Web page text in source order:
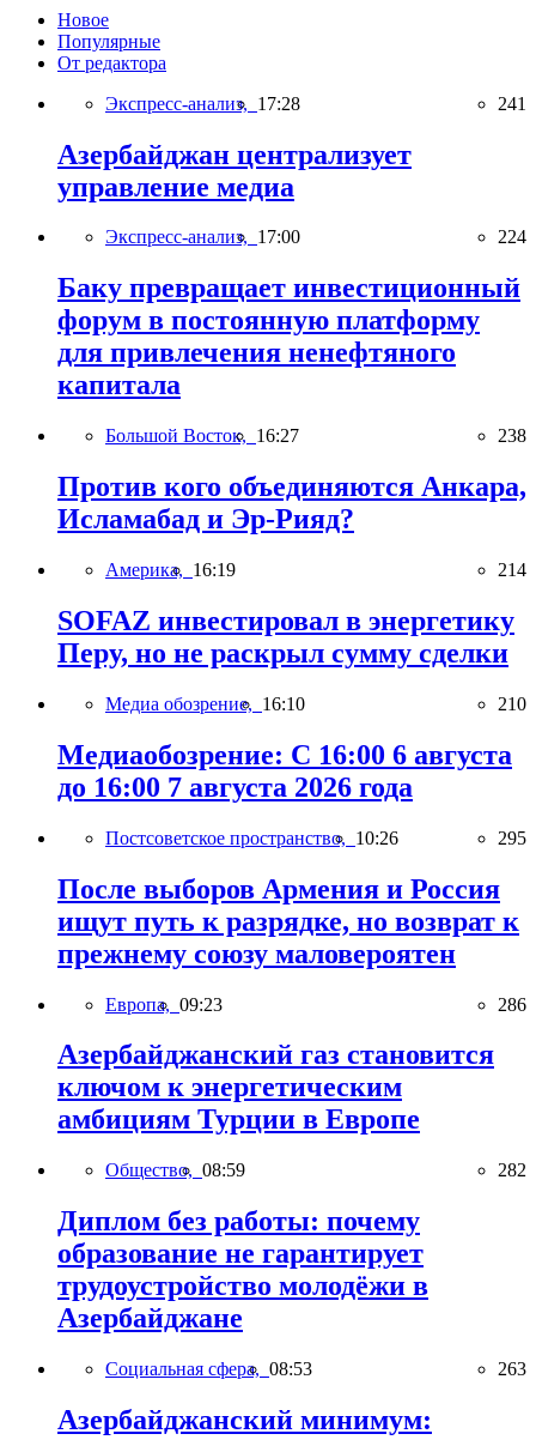
Новое
Популярные
От редактора
Экспресс-анализ, 17:28 241
Азербайджан централизует
управление медиа
Экспресс-анализ, 17:00 224
Баку превращает инвестиционный
форум в постоянную платформу
для привлечения ненефтяного
капитала
Большой Восток, 16:27 238
Против кого объединяются Анкара,
Исламабад и Эр-Рияд?
Америка, 16:19 214
SOFAZ инвестировал в энергетику
Перу, но не раскрыл сумму сделки
Медиа обозрение, 16:10 210
Медиаобозрение: С 16:00 6 августа
до 16:00 7 августа 2026 года
Постсоветское пространство, 10:26 295
После выборов Армения и Россия
ищут путь к разрядке, но возврат к
прежнему союзу маловероятен
Европа, 09:23 286
Азербайджанский газ становится
ключом к энергетическим
амбициям Турции в Европе
Общество, 08:59 282
Диплом без работы: почему
образование не гарантирует
трудоустройство молодёжи в
Азербайджане
Социальная сфера, 08:53 263
Азербайджанский минимум: